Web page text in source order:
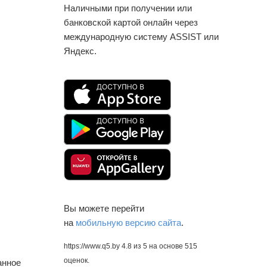
Наличными при получении или
банковской картой онлайн через
международную систему ASSIST или
Яндекс.
Вы можете перейти
на мобильную версию сайта.
https://www.q5.by 4.8 из 5 на основе 515
оценок.